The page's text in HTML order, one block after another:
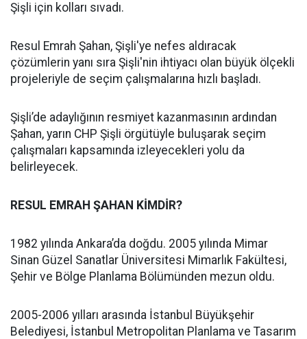
Şişli için kolları sıvadı.
Resul Emrah Şahan, Şişli'ye nefes aldıracak
çözümlerin yanı sıra Şişli'nin ihtiyacı olan büyük ölçekli
projeleriyle de seçim çalışmalarına hızlı başladı.
Şişli’de adaylığının resmiyet kazanmasının ardından
Şahan, yarın CHP Şişli örgütüyle buluşarak seçim
çalışmaları kapsamında izleyecekleri yolu da
belirleyecek.
RESUL EMRAH ŞAHAN KİMDİR?
1982 yılında Ankara’da doğdu. 2005 yılında Mimar
Sinan Güzel Sanatlar Üniversitesi Mimarlık Fakültesi,
Şehir ve Bölge Planlama Bölümünden mezun oldu.
2005-2006 yılları arasında İstanbul Büyükşehir
Belediyesi, İstanbul Metropolitan Planlama ve Tasarım